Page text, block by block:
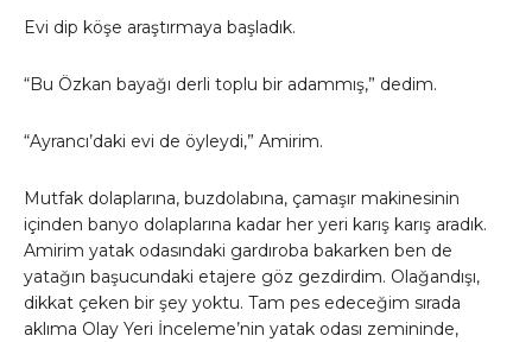
Evi dip köşe araştırmaya başladık.
“Bu Özkan bayağı derli toplu bir adammış,” dedim.
“Ayrancı’daki evi de öyleydi,” Amirim.
Mutfak dolaplarına, buzdolabına, çamaşır makinesinin
içinden banyo dolaplarına kadar her yeri karış karış aradık.
Amirim yatak odasındaki gardıroba bakarken ben de
yatağın başucundaki etajere göz gezdirdim. Olağandışı,
dikkat çeken bir şey yoktu. Tam pes edeceğim sırada
aklıma Olay Yeri İnceleme’nin yatak odası zemininde,